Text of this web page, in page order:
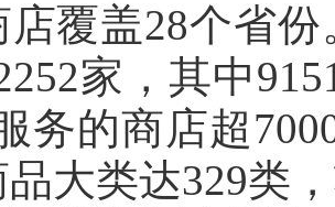
店覆盖28个省
家，其中
务的商店超
大类达329类